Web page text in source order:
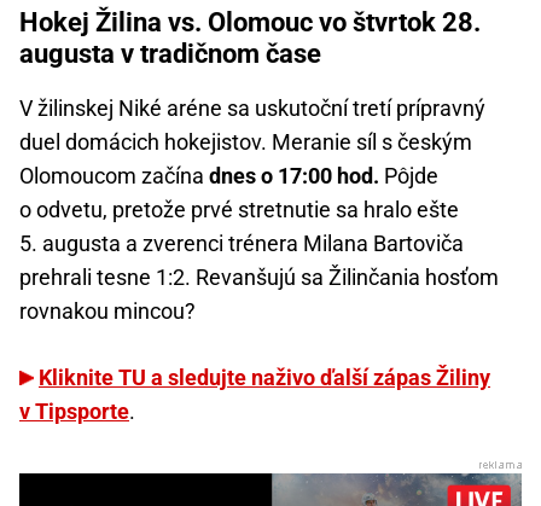
Hokej Žilina vs. Olomouc vo štvrtok 28.
augusta v tradičnom čase
V žilinskej Niké aréne sa uskutoční tretí prípravný
duel domácich hokejistov. Meranie síl s českým
Olomoucom začína dnes o 17:00 hod. Pôjde
o odvetu, pretože prvé stretnutie sa hralo ešte
5. augusta a zverenci trénera Milana Bartoviča
prehrali tesne 1:2. Revanšujú sa Žilinčania hosťom
rovnakou mincou?
Kliknite TU a sledujte naživo ďalší zápas Žiliny
v Tipsporte.